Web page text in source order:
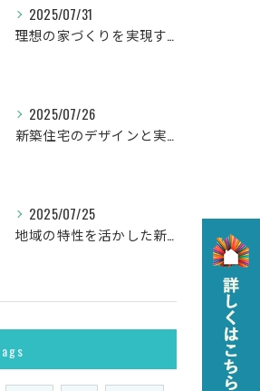
2025/07/31
理想の家づくりを実現するプロセス
2025/07/26
新築住宅のデザインと実現
2025/07/25
地域の特性を活かした新築の土地選び